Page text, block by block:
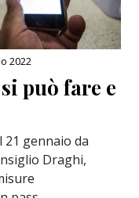
2022
può fare e
21 gennaio da
Draghi,